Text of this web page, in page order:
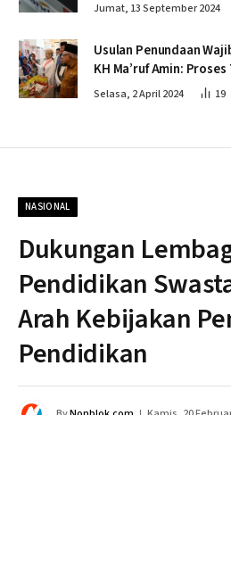
Jumat, 13 September 2024
Usulan Penundaan Wajib
KH Ma’ruf Amin:
Penahapan
Selasa, 2 April 2024 19
NASIONAL
Dukungan
Pendidikan
Arah Kebijakan
Pendidikan
ByNonblok.com Kamis, 20